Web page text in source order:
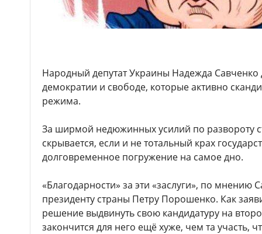
Народный депутат Украины Надежда
демократии и свободе, которые активно
режима.
За ширмой недюжинных усилий по развороту
скрывается, если и не тотальный крах
долговременное погружение на самое дно.
«Благодарности» за эти «заслуги», по мнению
президенту страны Петру Порошенко. Как
решение выдвинуть свою кандидатуру на
закончится для него ещё хуже, чем та участь,